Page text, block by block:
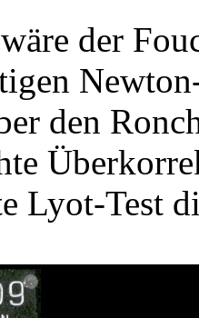
der
den
Lyot-Test